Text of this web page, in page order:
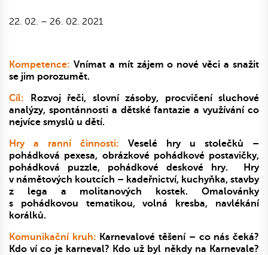
22. 02. – 26. 02. 2021
Kompetence: Vnímat a mít zájem o nové věci a snažit
se jim porozumět.
Cíl:
Rozvoj řeči, slovní zásoby, procvičení sluchové
analýzy, spontánnosti a dětské fantazie a využívání co
nejvíce smyslů u dětí.
Hry a ranní činnosti:
Veselé hry u stolečků –
pohádková pexesa, obrázkové pohádkové postavičky,
pohádková puzzle, pohádkové deskové hry.
Hry
v námětových koutcích – kadeřnictví, kuchyňka, stavby
z lega a molitanových kostek. Omalovánky
s pohádkovou tematikou, volná kresba, navlékání
korálků.
Komunikační kruh: Karnevalové těšení – co nás čeká?
Kdo ví co je karneval? Kdo už byl někdy na Karnevale?